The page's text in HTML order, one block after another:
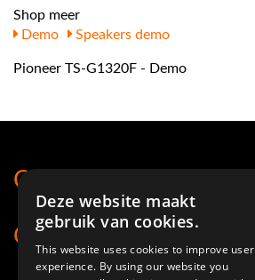
Shop meer
Demo
Speakers demo
Pioneer TS-G1320F - Demo
Contact
Openingstijden
Deze website maakt
gebruik van cookies.
This website uses cookies to improve user
experience. By using our website you